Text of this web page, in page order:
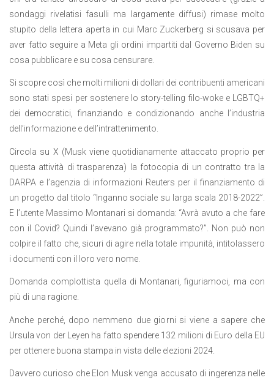
sondaggi rivelatisi fasulli ma largamente diffusi) rimase molto
stupito della lettera aperta in cui Marc Zuckerberg si scusava per
aver fatto seguire a Meta gli ordini impartiti dal Governo Biden su
cosa pubblicare e su cosa censurare.
Si scopre così che molti milioni di dollari dei contribuenti americani
sono stati spesi per sostenere lo story-telling filo-woke e LGBTQ+
dei democratici, finanziando e condizionando anche l’industria
dell’informazione e dell’intrattenimento.
Circola su X (Musk viene quotidianamente attaccato proprio per
questa attività di trasparenza) la fotocopia di un contratto tra la
DARPA e l’agenzia di informazioni Reuters per il finanziamento di
un progetto dal titolo “Inganno sociale su larga scala 2018-2022”.
E l’utente Massimo Montanari si domanda: “Avrà avuto a che fare
con il Covid? Quindi l’avevano già programmato?”. Non può non
colpire il fatto che, sicuri di agire nella totale impunità, intitolassero
i documenti con il loro vero nome.
Domanda complottista quella di Montanari, figuriamoci, ma con
più di una ragione.
Anche perché, dopo nemmeno due giorni si viene a sapere che
Ursula von der Leyen ha fatto spendere 132 milioni di Euro della EU
per ottenere buona stampa in vista delle elezioni 2024.
Davvero curioso che Elon Musk venga accusato di ingerenza nelle